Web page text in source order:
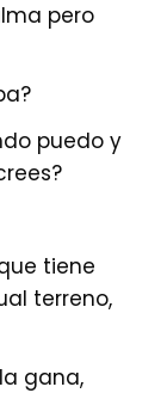
pero
puedo y
tiene
terreno,
gana,